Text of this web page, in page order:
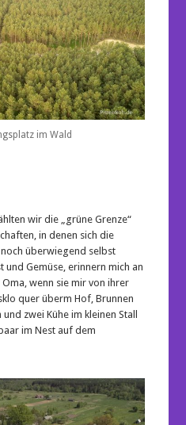
im Wald
wir die „grüne Grenze“
in denen sich die
überwiegend selbst
Gemüse, erinnern mich an
wenn sie mir von ihrer
quer überm Hof, Brunnen
zwei Kühe im kleinen Stall
im Nest auf dem